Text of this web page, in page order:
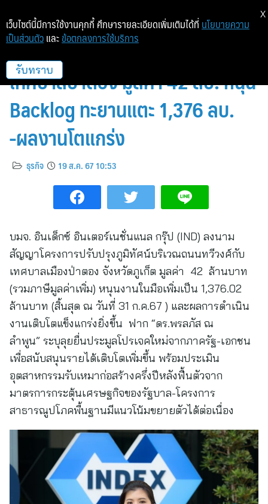
IND สุดเจ๋ง! คว้างานโครงการ
เทศบาลป่าตอง มูลค่า 42 ลบ. หนุน
Backlog ทะยานแตะ 1,376 ลบ.
-ผลงานโตแกร่ง
ธุรกิจ 19 ส.ค. 67 10:53
บมจ. อินเด็กซ์ อินเตอร์เนชั่นแนล กรุ๊ป (IND) ลงนาม
สัญญาโครงการปรับปรุงภูมิทัศน์บริเวณถนนทวีวงศ์กับ
เทศบาลเมืองป่าตอง จังหวัดภูเก็ต มูลค่า 42 ล้านบาท
(รวมภาษีมูลค่าเพิ่ม) หนุนงานในมือเพิ่มเป็น 1,376.02
ล้านบาท (สิ้นสุด ณ วันที่ 31 ก.ค.67 ) และผลการดำเนิน
งานเติบโตแข็งแกร่งยิ่งขึ้น ฟาก “ดร.พรลภัส ณ
ลำพูน” ระบุลุยยื่นประมูลโปรเจคใหม่จากภาครัฐ-เอกชน
เพื่อสนับสนุนรายได้เติบโตเพิ่มขึ้น พร้อมประเมิน
อุตสาหกรรมรับเหมาก่อสร้างครึ่งปีหลังฟื้นตัวจาก
มาตรการกระตุ้นเศรษฐกิจของรัฐบาล-โครงการ
สาธารณูปโภคพื้นฐานมีแนวโน้มขยายตัวได้ต่อเนื่อง
เว็บไซต์นี้มีการใช้งานคุกกี้ ศึกษารายละเอียดเพิ่มเติมได้ที่ นโยบายความ
เป็นส่วนตัว และ ข้อตกลงการใช้บริการ
รับทราบ
X